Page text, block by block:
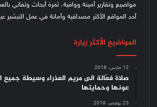
مواضيع وتقارير أمينة ووافية، ثمرة أبحاث وتفاني
أحد المواقع الأكثر مصداقية وأمانة في عمل التبشير
المواضيع الأكثر زيارة
12 مارس، 2018
صلاة فعّالة الى مريم العذراء وسيطة جميع
عونها وحمايتها
23 نوفمبر، 2019